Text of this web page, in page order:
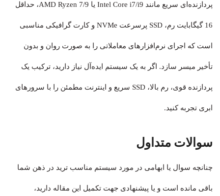
پردازنده‌ای سریع مانند Intel Core i7/i9 یا AMD Ryzen 7/9، حداقل
16 گیگابایت رم، SSD پرسرعت NVMe و کارت گرافیکی مناسبی
است که اجرای نرم‌افزارهای معاملاتی را به صورت روان و بدون
تأخیر میسر سازد. اگر به یک سیستم ایده‌آل نیاز دارید، ترکیب یک
پردازنده قوی، رم بالا، SSD سریع و اینترنت مطمئن را با سرورهای
ابری تجربه کنید.
سوالات متداول
چنانچه سوال یا ابهامی در مورد سیستم مناسب ترید در ذهن شما
باقی مانده است و یا پیشنهادی جهت تکمیل این مقاله دارید،